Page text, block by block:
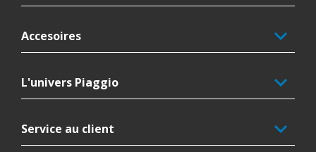
Accesoires
L'univers Piaggio
Service au client